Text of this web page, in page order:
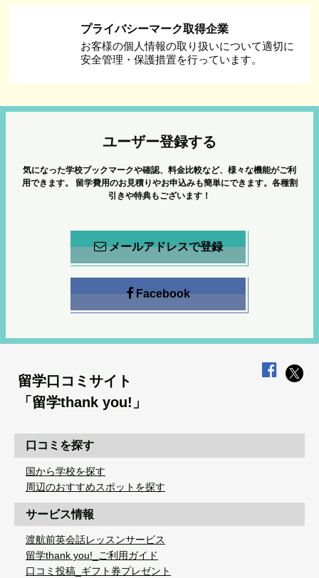
プライバシーマーク取得企業
お客様の個人情報の取り扱いについて適切に
安全管理・保護措置を行っています。
ユーザー登録する
気になった学校ブックマークや確認、料金比較など、様々な機能がご利
用できます。
留学費用のお見積りやお申込みも簡単にできます。各種割
引きや特典もございます！
メールアドレスで登録
Facebook
留学口コミサイト
「留学thank you!」
口コミを探す
国から学校を探す
周辺のおすすめスポットを探す
サービス情報
渡航前英会話レッスンサービス
留学thank you!_ご利用ガイド
口コミ投稿_ギフト券プレゼント